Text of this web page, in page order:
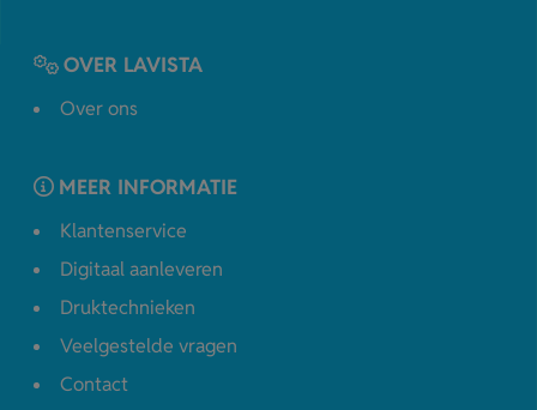
OVER LAVISTA
Over ons
MEER INFORMATIE
Klantenservice
Digitaal aanleveren
Druktechnieken
Veelgestelde vragen
Contact